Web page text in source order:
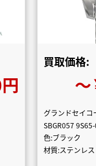
買取価格:
グランドセイコ
SBGR057
色:ブラック
材質:ステンレス